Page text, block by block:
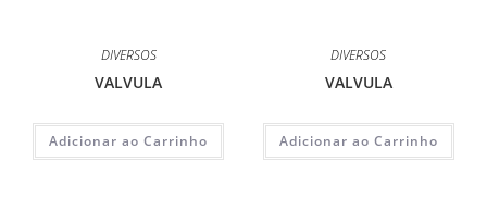
DIVERSOS
VALVULA
Adicionar ao Carrinho
DIVERSOS
VALVULA
Adicionar ao Carrinho